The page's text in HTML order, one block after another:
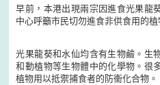
早前，本港出現兩宗因進食光果龍
中心呼籲市民切勿進食非供食用的植
光果龍葵和水仙均含有生物鹼。生
和動植物等生物體中的化學物。很
植物用以抵禦捕食者的防衞化合物。